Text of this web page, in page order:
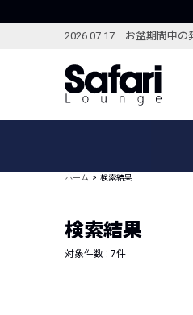
2026.07.17 お盆期間中の
ブランドから探す
新着アイテム
編集部のおすすめアイテム
ホーム 検索結果
検索結果
対象件数 : 7件